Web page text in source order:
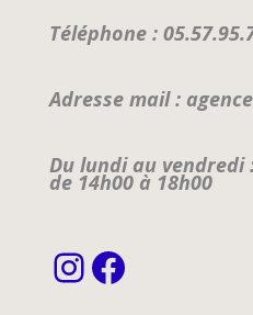
Téléphone :
Adresse mail :
Du lundi au vendredi
de 14h00 à 18h00
Instagram
Facebook